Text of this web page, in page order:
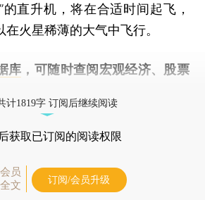
直升机，将在合适时间起飞，
在火星稀薄的大气中飞行。
库 ，可随时查阅宏观经济、股票
计1819字 订阅后继续阅读
后获取已订阅的阅读权限
员
文
订阅/会员升级